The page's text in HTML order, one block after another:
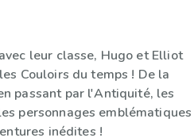
leur classe, Hugo et Elliot
Couloirs du temps ! De la
passant par l'Antiquité, les
personnages emblématiques
inédites !